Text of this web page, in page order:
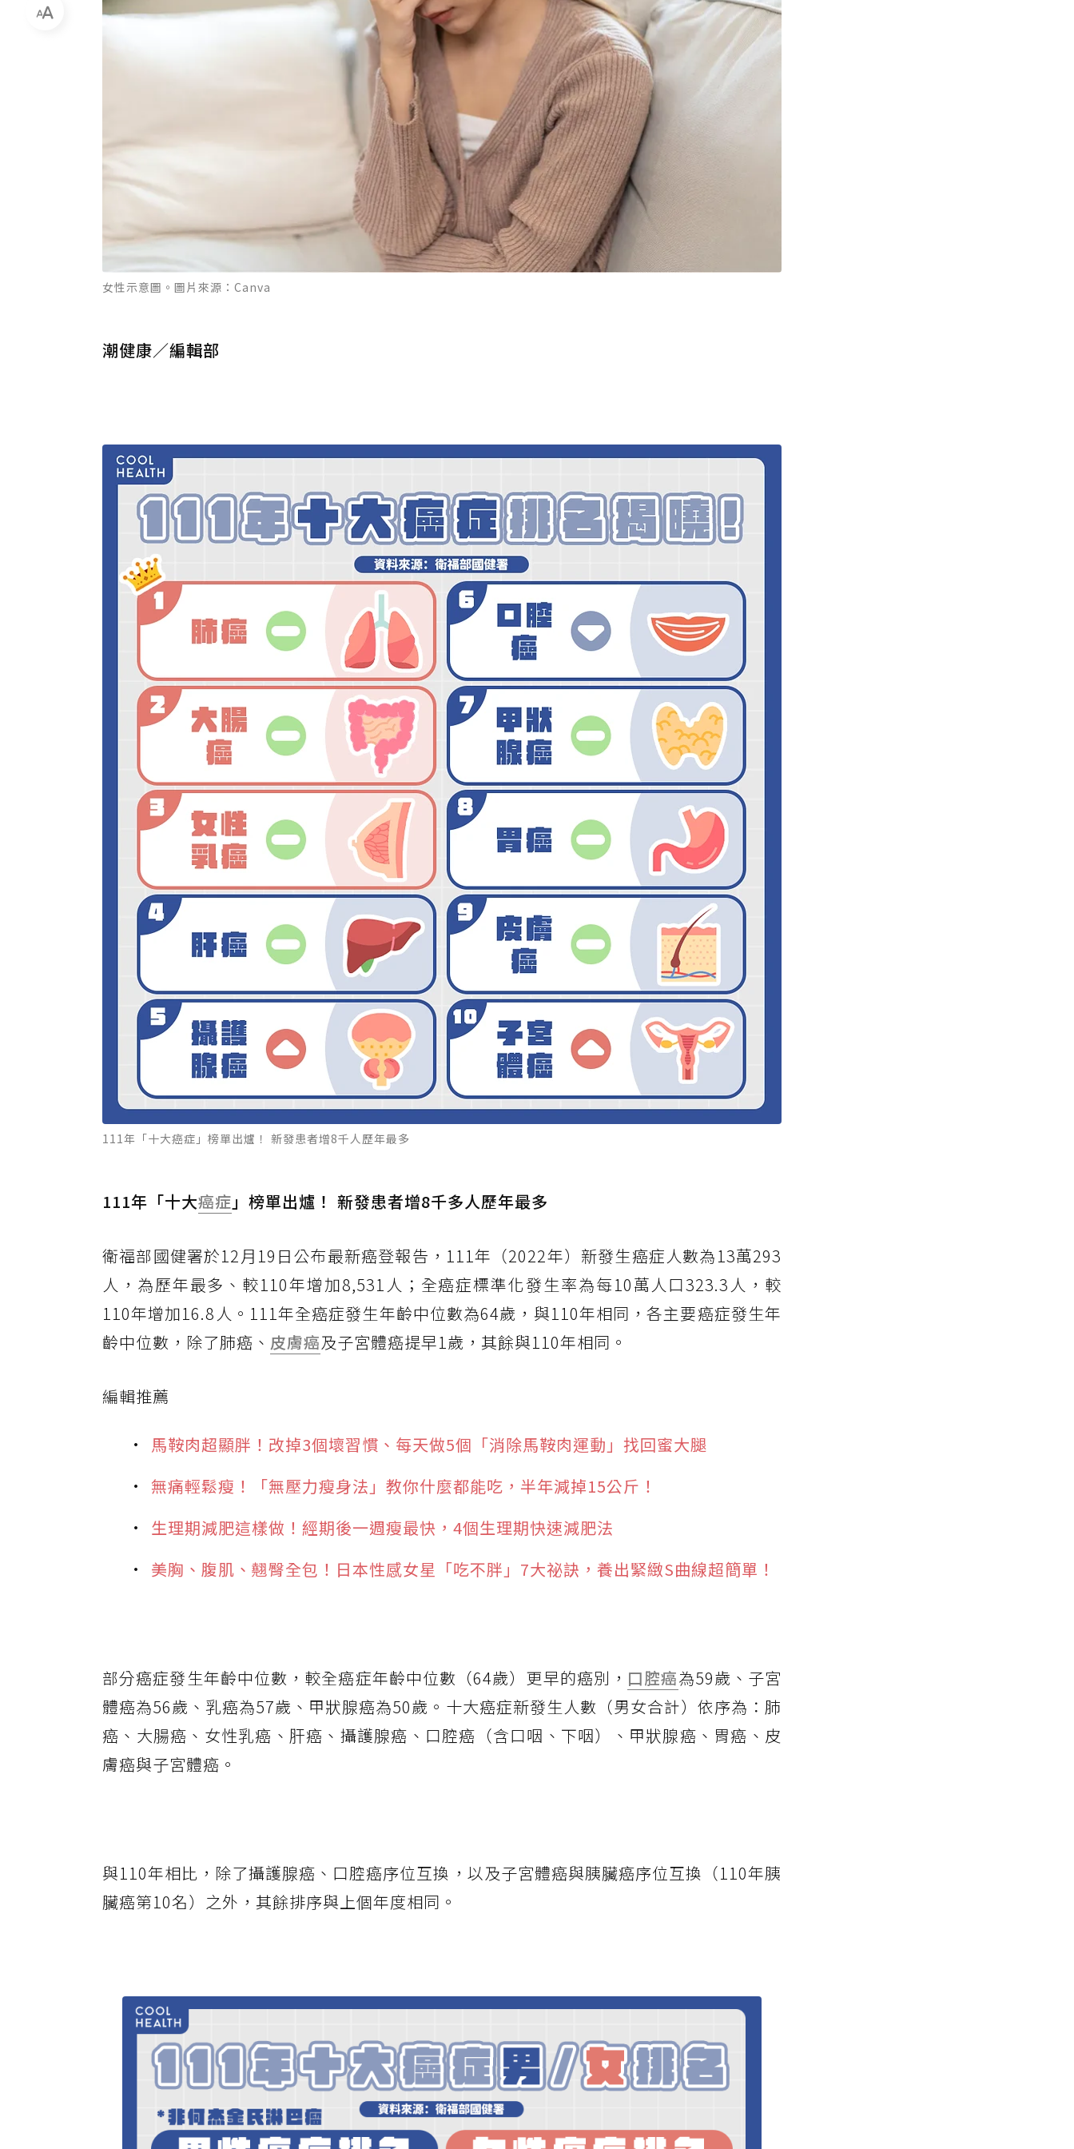
女性示意圖。圖片來源：Canva
潮健康／編輯部
111年「十大癌症」榜單出爐！ 新發患者增8千人歷年最多
111年「十大癌症 」榜單出爐！ 新發患者增8千多人歷年最多
衛福部國健署於12月19日公布最新癌登報告，111年（2022年）新發生癌症人數為13萬293
人，為歷年最多、較110年增加8,531人；全癌症標準化發生率為每10萬人口323.3人，較
110年增加16.8人。111年全癌症發生年齡中位數為64歲，與110年相同，各主要癌症發生年
齡中位數，除了肺癌、 皮膚癌及子宮體癌提早1歲，其餘與110年相同。
編輯推薦
馬鞍肉超顯胖！改掉3個壞習慣、每天做5個「消除馬鞍肉運動」找回蜜大腿
無痛輕鬆瘦！「無壓力瘦身法」教你什麼都能吃，半年減掉15公斤！
生理期減肥這樣做！經期後一週瘦最快，4個生理期快速減肥法
美胸、腹肌、翹臀全包！日本性感女星「吃不胖」7大祕訣，養出緊緻S曲線超簡單！
部分癌症發生年齡中位數，較全癌症年齡中位數（64歲）更早的癌別， 口腔癌為59歲、子宮
體癌為56歲、乳癌為57歲、甲狀腺癌為50歲。十大癌症新發生人數（男女合計）依序為：肺
癌、大腸癌、女性乳癌、肝癌、攝護腺癌、口腔癌（含口咽、下咽）、甲狀腺癌、胃癌、皮
膚癌與子宮體癌。
與110年相比，除了攝護腺癌、口腔癌序位互換，以及子宮體癌與胰臟癌序位互換（110年胰
臟癌第10名）之外，其餘排序與上個年度相同。